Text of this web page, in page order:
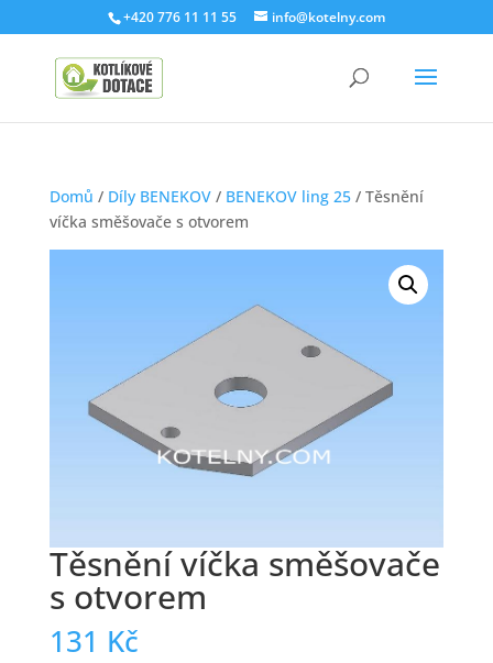
+420 776 11 11 55 info@kotelny.com
Domů / Díly BENEKOV/ BENEKOV ling 25/ Těsnění
víčka směšovače s otvorem
Těsnění víčka směšovače
s otvorem
131 Kč